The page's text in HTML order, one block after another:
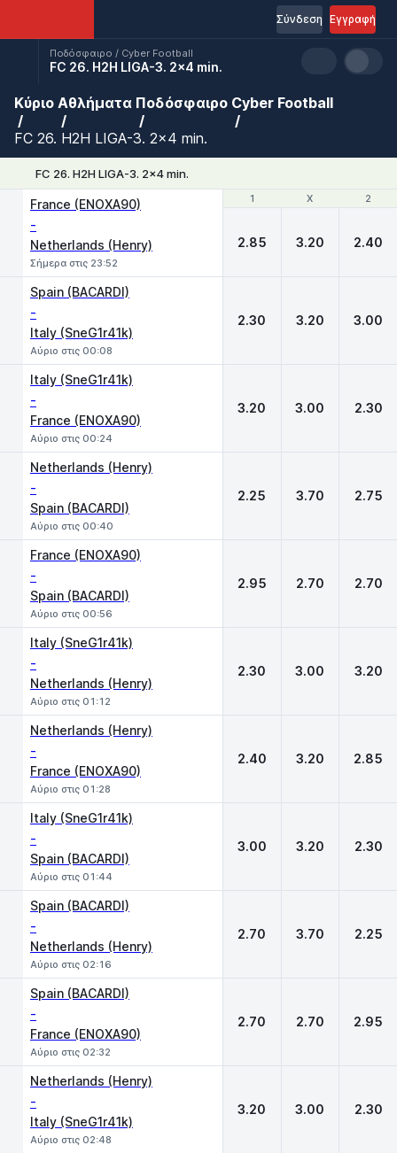
Εγγραφή
Σύνδεση
Ποδόσφαιρο / Cyber Football
FC 26. H2H LIGA-3. 2x4 min.
Κύριο Αθλήματα Ποδόσφαιρο Cyber Football
FC 26. H2H LIGA-3. 2x4 min.
FC 26. H2H LIGA-3. 2x4 min.
1 X 2
France (ENOXA90)
-
Netherlands (Henry)
Σήμερα στις 23:52
1 X 2
2.85 3.20 2.40
Spain (BACARDI)
-
Italy (SneG1r41k)
Αύριο στις 00:08
2.30 3.20 3.00
Italy (SneG1r41k)
-
France (ENOXA90)
Αύριο στις 00:24
3.20 3.00 2.30
Netherlands (Henry)
-
Spain (BACARDI)
Αύριο στις 00:40
2.25 3.70 2.75
France (ENOXA90)
-
Spain (BACARDI)
Αύριο στις 00:56
2.95 2.70 2.70
Italy (SneG1r41k)
-
Netherlands (Henry)
Αύριο στις 01:12
2.30 3.00 3.20
Netherlands (Henry)
-
France (ENOXA90)
Αύριο στις 01:28
2.40 3.20 2.85
Italy (SneG1r41k)
-
Spain (BACARDI)
Αύριο στις 01:44
3.00 3.20 2.30
Spain (BACARDI)
-
Netherlands (Henry)
Αύριο στις 02:16
2.70 3.70 2.25
Spain (BACARDI)
-
France (ENOXA90)
Αύριο στις 02:32
2.70 2.70 2.95
Netherlands (Henry)
-
Italy (SneG1r41k)
Αύριο στις 02:48
3.20 3.00 2.30